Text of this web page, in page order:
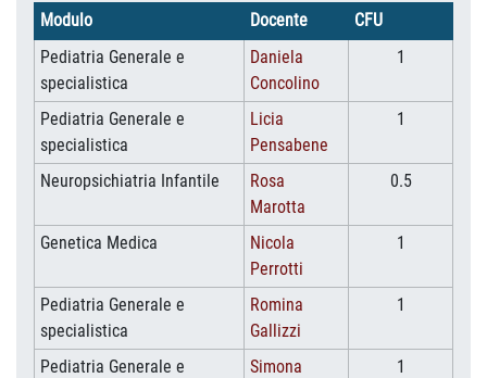
Modulo Docente
CFU
Pediatria Generale e
specialistica
Daniela
Concolino
1
Pediatria Generale e
specialistica
Licia
Pensabene
1
Neuropsichiatria Infantile
Rosa
Marotta
0.5
Genetica Medica
Nicola
Perrotti
1
Pediatria Generale e
specialistica
Romina
Gallizzi
1
Pediatria Generale e
Simona
1